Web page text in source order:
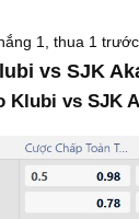
1, thua 1 trước
vs SJK
Klubi vs SJK